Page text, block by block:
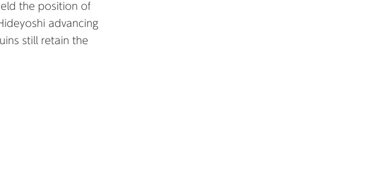
the position of
advancing
still retain the